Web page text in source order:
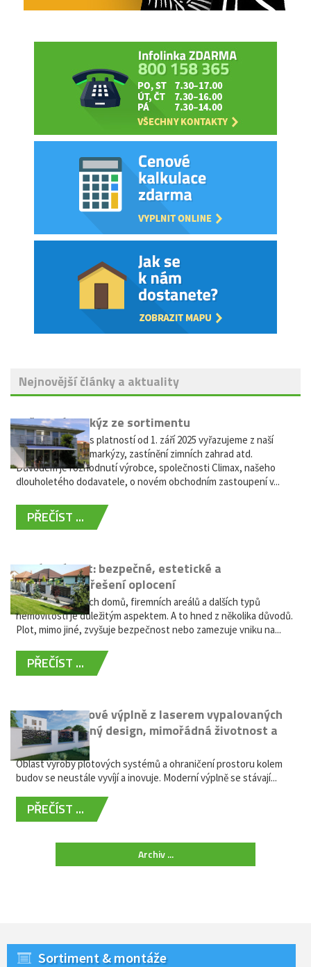
Nejnovější články a aktuality
Vyřazení markýz ze sortimentu
Vážení zákazníci, s platností od 1. září 2025 vyřazujeme z naší
nabídky výsuvné markýzy, zastínění zimních zahrad atd.
Důvodem je rozhodnutí výrobce, společnosti Climax, našeho
dlouholetého dodavatele, o novém obchodním zastoupení v...
PŘEČÍST ...
Hliníkový plot: bezpečné, estetické a
bezúdržbové řešení oplocení
Oplocení rodinných domů, firemních areálů a dalších typů
nemovitostí je důležitým aspektem. A to hned z několika důvodů.
Plot, mimo jiné, zvyšuje bezpečnost nebo zamezuje vniku na...
PŘEČÍST ...
Moderní plotové výplně z laserem vypalovaných
kovů: výjimečný design, mimořádná životnost a
žádná údržba
Oblast výroby plotových systémů a ohraničení prostoru kolem
budov se neustále vyvíjí a inovuje. Moderní výplně se stávají...
PŘEČÍST ...
Archiv ...
Sortiment & montáže